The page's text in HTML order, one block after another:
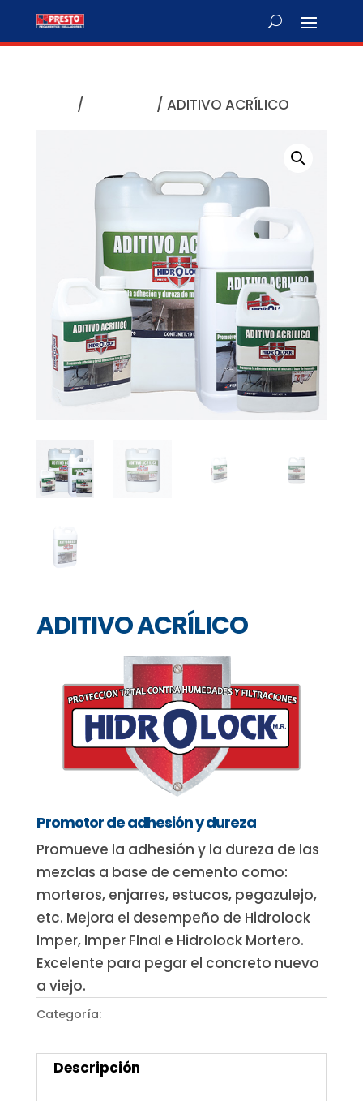
/ / ADITIVO ACRÍLICO
ADITIVO ACRÍLICO
Promotor de adhesión y dureza
Promueve la adhesión y la dureza de las
mezclas a base de cemento como:
morteros, enjarres, estucos, pegazulejo,
etc. Mejora el desempeño de Hidrolock
Imper, Imper FInal e Hidrolock Mortero.
Excelente para pegar el concreto nuevo
a viejo.
Categoría:
Descripción